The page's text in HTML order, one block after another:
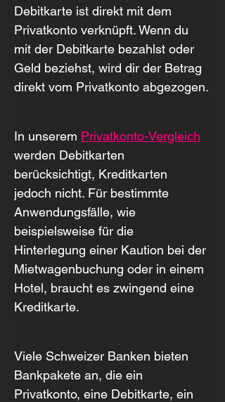
Debitkarte ist direkt mit dem
Privatkonto verknüpft. Wenn du
mit der Debitkarte bezahlst oder
Geld beziehst, wird dir der Betrag
direkt vom Privatkonto abgezogen.
In unserem Privatkonto-Vergleich
werden Debitkarten
berücksichtigt, Kreditkarten
jedoch nicht. Für bestimmte
Anwendungsfälle, wie
beispielsweise für die
Hinterlegung einer Kaution bei der
Mietwagenbuchung oder in einem
Hotel, braucht es zwingend eine
Kreditkarte.
Viele Schweizer Banken bieten
Bankpakete an, die ein
Privatkonto, eine Debitkarte, ein